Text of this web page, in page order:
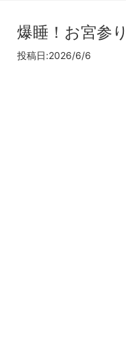
爆睡！お宮参
投稿日:2026/6/6